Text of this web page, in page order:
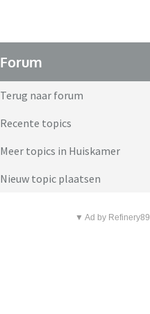
Forum
Terug naar forum
Recente topics
Meer topics in Huiskamer
Nieuw topic plaatsen
▼ Ad by Refinery89